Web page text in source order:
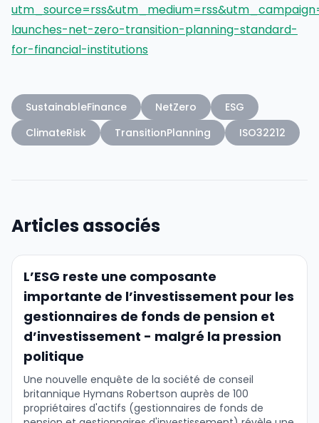
launches-net-zero-transition-planning-standard-
for-financial-institutions
SustainableFinance NetZero
ESG
ClimateRisk
TransitionPlanning ISO32212
Articles associés
L’ESG reste une composante
importante de l’investissement pour les
gestionnaires de fonds de pension et
d’investissement - malgré la pression
politique
Une nouvelle enquête de la société de conseil
britannique Hymans Robertson auprès de 100
propriétaires d'actifs (gestionnaires de fonds de